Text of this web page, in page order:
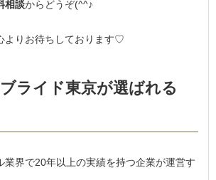
相談からどうぞ(^^♪
よりお待ちしております♡
ライド東京が選ばれる
業界で20年以上の実績を持つ企業が運営す